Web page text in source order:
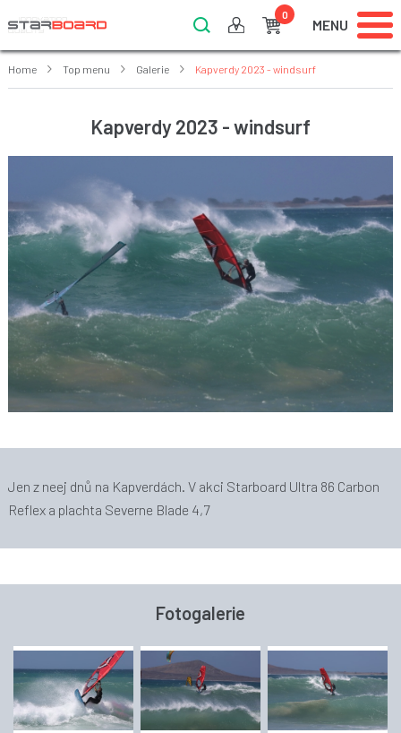
MENU
0
Home Top menu Galerie Kapverdy 2023 - windsurf
Kapverdy 2023 - windsurf
Jen z neej dnů na Kapverdách. V akci Starboard Ultra 86 Carbon
Reflex a plachta Severne Blade 4,7
Fotogalerie